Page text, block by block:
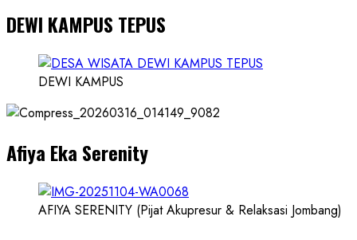
about
Founder
Konsep
Karnus
Dokter
Ilmuwan
DEWI KAMPUS TEPUS
DEWI KAMPUS
Afiya Eka Serenity
AFIYA SERENITY (Pijat Akupresur & Relaksasi Jombang)